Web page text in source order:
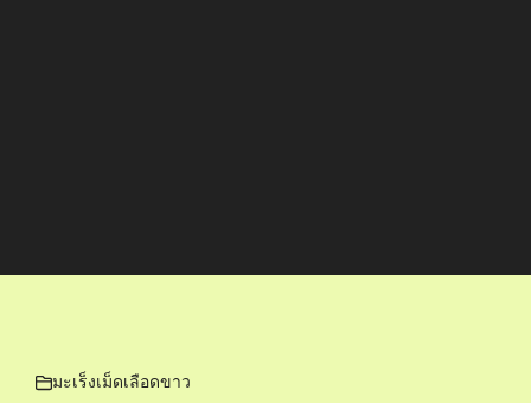
มะเร็งเม็ดเลือดขาว